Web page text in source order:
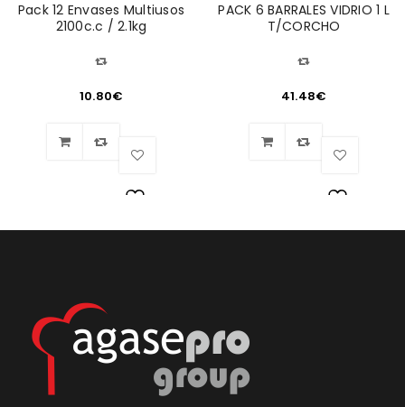
Pack 12 Envases Multiusos
2100c.c / 2.1kg
10.80€
Lista
PACK 6 BARRALES VIDRIO 1 L
T/CORCHO
41.48€
Lista